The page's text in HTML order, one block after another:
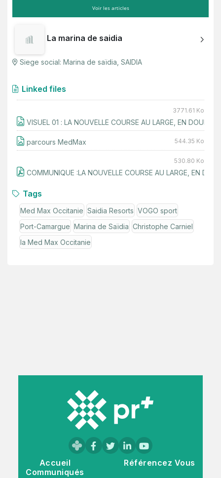
Voir les articles
La marina de saidia
Siege social: Marina de saïdia SAIDIA
Linked files
VISUEL 01 : LA NOUVELLE COURSE AU LARGE, EN
3771.61 Ko
parcours MedMax 544.35 Ko
530.80 Ko
Tags
Med Max Occitanie Saidia Resorts VOGO sport
Port-Camargue Marina de Saïdia Christophe Carniel
la Med Max Occitanie
Accueil
Communiqués
Référencez Vous